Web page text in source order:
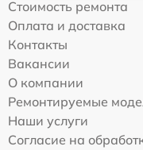
Стоимость ремонта
Оплата и доставка
Контакты
Вакансии
О компании
Ремонтируемые
Наши услуги
Согласие на